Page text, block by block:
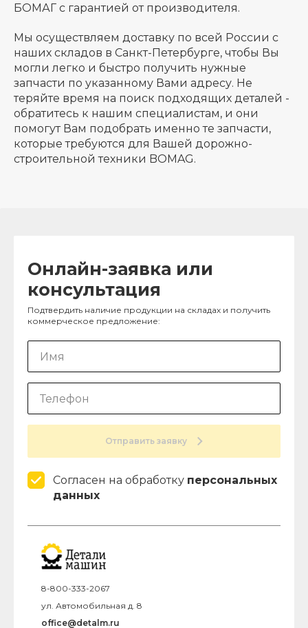
БОМАГ с гарантией от производителя.
Мы осуществляем доставку по всей России с
наших складов в Санкт-Петербурге, чтобы Вы
могли легко и быстро получить нужные
запчасти по указанному Вами адресу. Не
теряйте время на поиск подходящих деталей -
обратитесь к нашим специалистам, и они
помогут Вам подобрать именно те запчасти,
которые требуются для Вашей дорожно-
строительной техники BOMAG.
Онлайн-заявка или
консультация
Подтвердить наличие продукции на складах и получить
коммерческое предложение:
Отправить заявку
Согласен на обработку персональных
данных
8-800-333-2067
ул. Автомобильная д. 8
office@detalm.ru